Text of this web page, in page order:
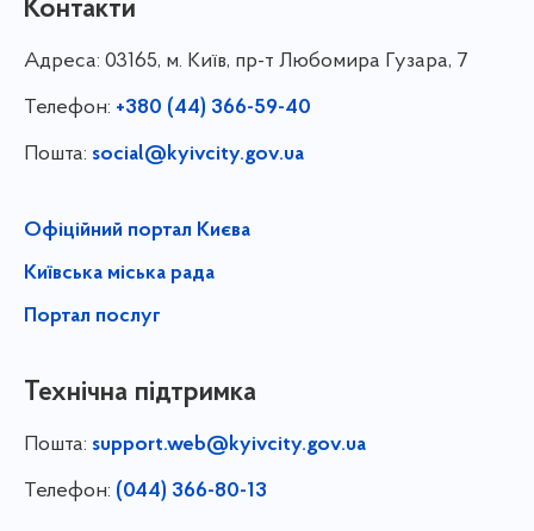
Контакти
Адреса: 03165, м. Київ, пр-т Любомира Гузара, 7
Телефон: +380 (44) 366-59-40
Пошта: social@kyivcity.gov.ua
Офіційний портал Києва
Київська міська рада
Портал послуг
Технічна підтримка
Пошта: support.web@kyivcity.gov.ua
Телефон: (044) 366-80-13